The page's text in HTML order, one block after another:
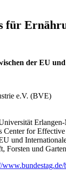
für
der EU
e.V. (BVE)
Center for
und
Forsten und
www.bundestag.de/